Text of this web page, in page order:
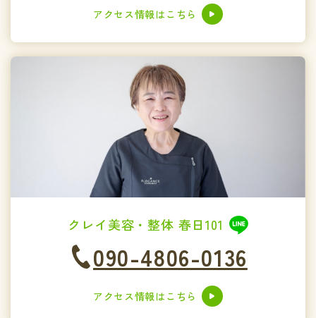
アクセス情報はこちら
クレイ美容・整体 春日101
090-4806-0136
アクセス情報はこちら